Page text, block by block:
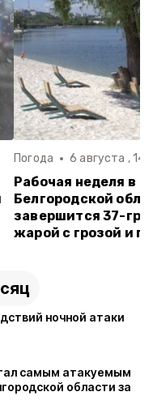
Погода 6 августа ,
Рабочая неделя в
Белгородской
завершится 37-
жарой с грозой и
ночной атаки
самым атакуемым
области за